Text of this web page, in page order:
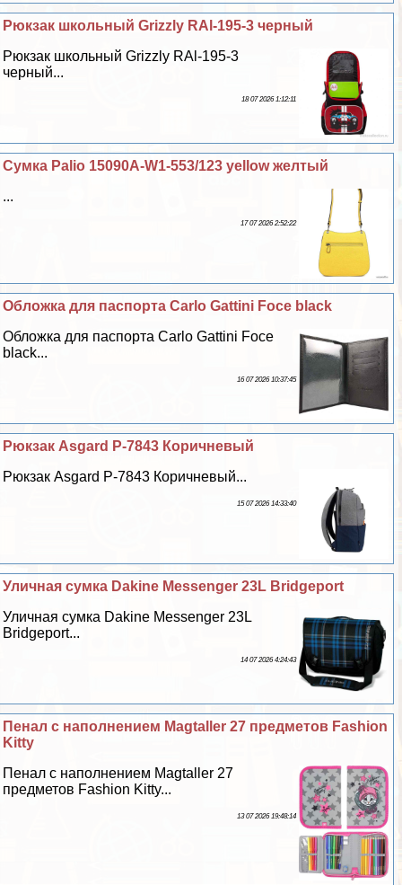
Рюкзак школьный Grizzly RAl-195-3 черный
Рюкзак школьный Grizzly RAl-195-3
черный...
18 07 2026 1:12:11
Сумка Palio 15090A-W1-553/123 yellow желтый
...
17 07 2026 2:52:22
Обложка для паспорта Carlo Gattini Foce black
Обложка для паспорта Carlo Gattini Foce
black...
16 07 2026 10:37:45
Рюкзак Asgard Р-7843 Коричневый
Рюкзак Asgard Р-7843 Коричневый...
15 07 2026 14:33:40
Уличная сумка Dakine Messenger 23L Bridgeport
Уличная сумка Dakine Messenger 23L
Bridgeport...
14 07 2026 4:24:43
Пенал с наполнением Magtaller 27 предметов Fashion
Kitty
Пенал с наполнением Magtaller 27
предметов Fashion Kitty...
13 07 2026 19:48:14